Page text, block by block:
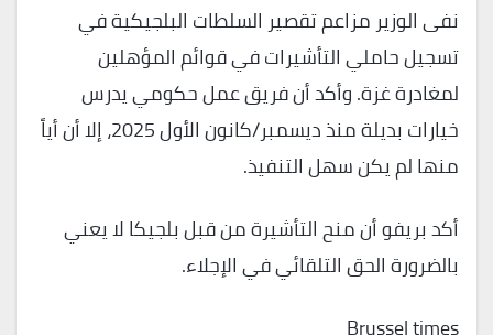
نفى الوزير مزاعم تقصير السلطات البلجيكية في
تسجيل حاملي التأشيرات في قوائم المؤهلين
لمغادرة غزة. وأكد أن فريق عمل حكومي يدرس
خيارات بديلة منذ ديسمبر/كانون الأول 2025، إلا أن أياً
منها لم يكن سهل التنفيذ.
أكد بريفو أن منح التأشيرة من قبل بلجيكا لا يعني
بالضرورة الحق التلقائي في الإجلاء.
Brussel times